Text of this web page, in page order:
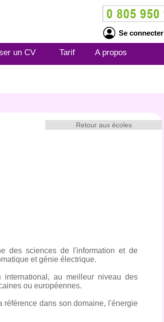
Se connecter
un CV Tarif A propos
Retour aux écoles
des sciences de l'information et de
et génie électrique.
au meilleur niveau des
ou européennes.
dans son domaine, l'énergie